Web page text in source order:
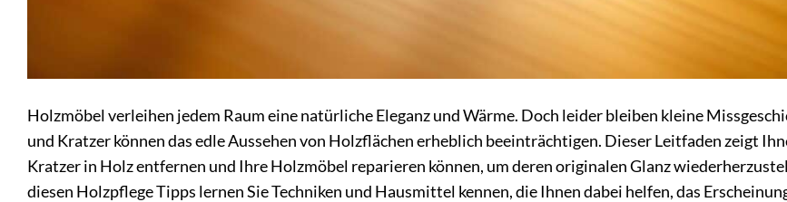
Holzmöbel verleihen jedem Raum eine natürliche Eleganz und Wärme. Doch leider bleiben kleine
und Kratzer können das edle Aussehen von Holzflächen erheblich beeinträchtigen. Dieser Leitfaden zeigt
Kratzer in Holz entfernen und Ihre Holzmöbel reparieren können, um deren originalen Glanz
diesen Holzpflege Tipps lernen Sie Techniken und Hausmittel kennen, die Ihnen dabei helfen, das